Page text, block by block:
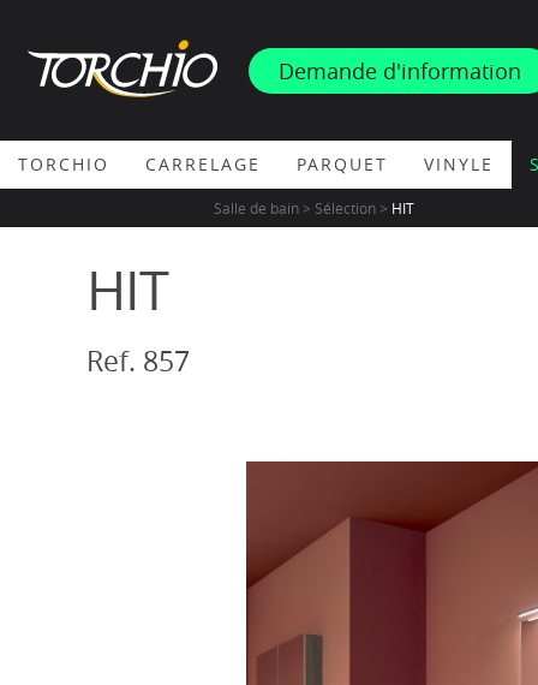
PROMOS & ACTUS Demande d'information
TORCHIO CARRELAGE PARQUET VINYLE
Salle de bain > Sélection > HIT
HIT
Ref. 857